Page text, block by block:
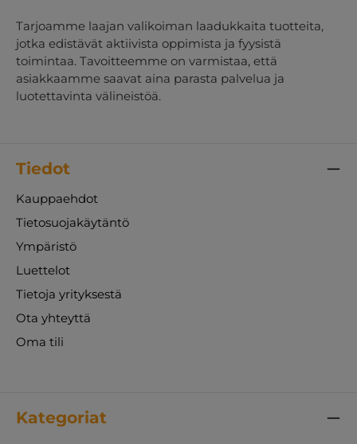
Tarjoamme laajan valikoiman laadukkaita tuotteita,
jotka edistävät aktiivista oppimista ja fyysistä
toimintaa. Tavoitteemme on varmistaa, että
asiakkaamme saavat aina parasta palvelua ja
luotettavinta välineistöä.
Tiedot
Kauppaehdot
Tietosuojakäytäntö
Ympäristö
Luettelot
Tietoja yrityksestä
Ota yhteyttä
Oma tili
Kategoriat